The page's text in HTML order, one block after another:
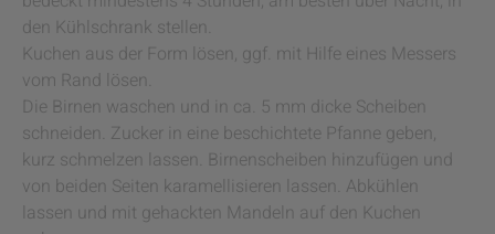
den Kühlschrank stellen.
Kuchen aus der Form lösen, ggf. mit Hilfe eines Messers
vom Rand lösen.
Die Birnen waschen und in ca. 5 mm dicke Scheiben
schneiden. Zucker in eine beschichtete Pfanne geben,
kurz schmelzen lassen. Birnenscheiben hinzufügen und
von beiden Seiten karamellisieren lassen. Abkühlen
lassen und mit gehackten Mandeln auf den Kuchen